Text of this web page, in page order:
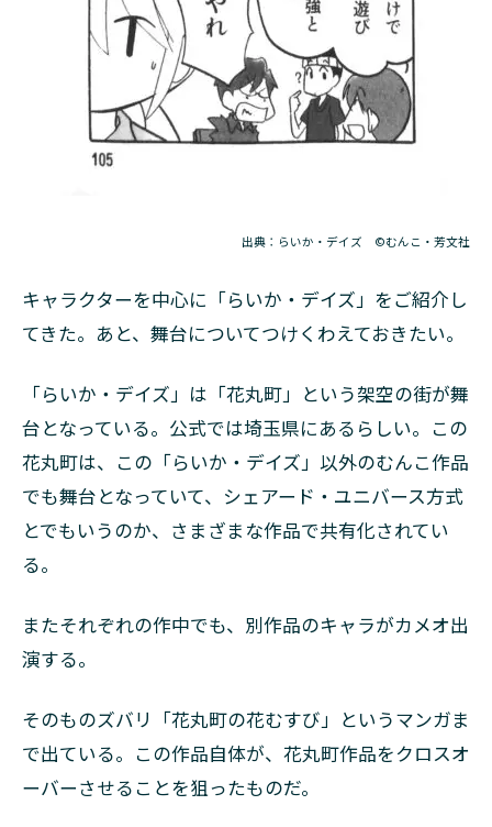
出典：らいか・デイズ ©むんこ・芳文社
キャラクターを中心に「らいか・デイズ」をご紹介し
てきた。あと、舞台についてつけくわえておきたい。
「らいか・デイズ」は「花丸町」という架空の街が舞
台となっている。公式では埼玉県にあるらしい。この
花丸町は、この「らいか・デイズ」以外のむんこ作品
でも舞台となっていて、シェアード・ユニバース方式
とでもいうのか、さまざまな作品で共有化されてい
る。
またそれぞれの作中でも、別作品のキャラがカメオ出
演する。
そのものズバリ「花丸町の花むすび」というマンガま
で出ている。この作品自体が、花丸町作品をクロスオ
ーバーさせることを狙ったものだ。